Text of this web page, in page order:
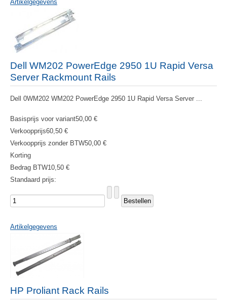
Artikelgegevens
Dell WM202 PowerEdge 2950 1U Rapid Versa
Server Rackmount Rails
Dell 0WM202 WM202 PowerEdge 2950 1U Rapid Versa Server ...
Basisprijs voor variant50,00 €
Verkoopprijs60,50 €
Verkoopprijs zonder BTW50,00 €
Korting
Bedrag BTW10,50 €
Standaard prijs:
Artikelgegevens
HP Proliant Rack Rails